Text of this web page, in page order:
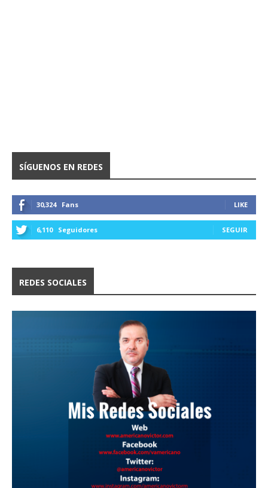
SÍGUENOS EN REDES
30,324 Fans LIKE
6,110 Seguidores SEGUIR
REDES SOCIALES